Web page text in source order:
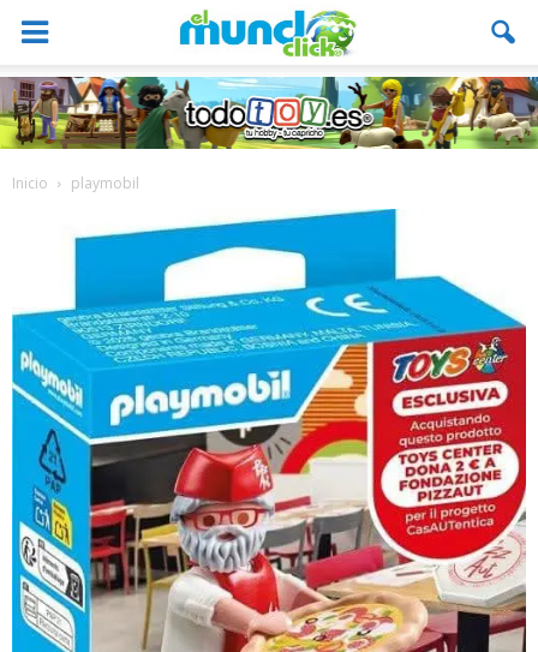
Inicio playmobil